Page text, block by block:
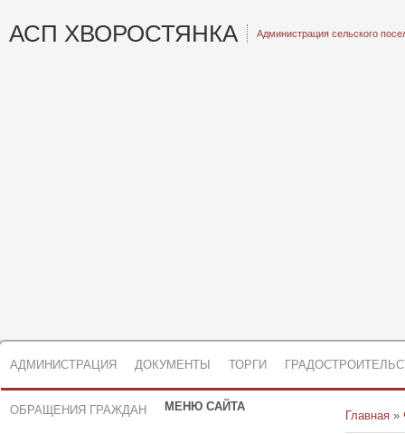
АСП ХВОРОСТЯНКА Администрация сельского
АДМИНИСТРАЦИЯ ДОКУМЕНТЫ ТОРГИ
ОБРАЩЕНИЯ ГРАЖДАН МЕНЮ САЙТА
Главная »